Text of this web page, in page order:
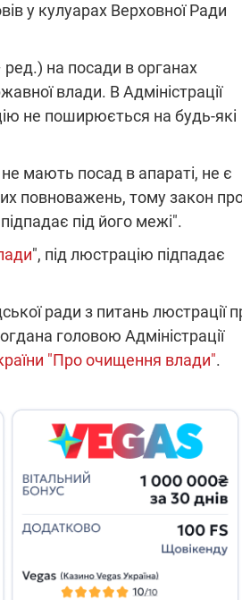
у кулуарах Верховної Ради
на посади в органах
влади. В Адміністрації
не поширюється на будь-які
мають посад в апараті, не є
повноважень, тому закон
під його межі".
", під люстрацію підпадає
ради з питань люстрації
головою Адміністрації
"Про очищення влади".
11.08.2025 15:16
передовій:
які знімають на
найгарячіших
напрямках фронту
"Відправте
Вернадського на
фронт": стрілецька
НРК Numo